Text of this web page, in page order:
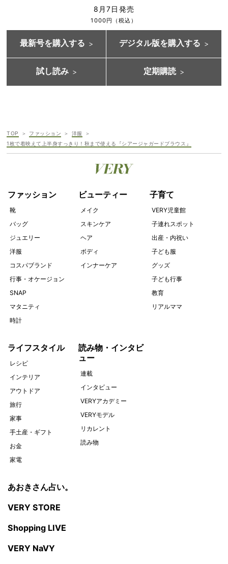
8月7日発売
1000円（税込）
最新号を購入する デジタル版を購入する
試し読み 定期購読
TOP ファッション
洋服
1枚で着映えて上半身すっきり！秋まで使える『シアージャガードブラウス』
ファッション
靴
バッグ
ジュエリー
洋服
コスパブランド
行事・オケージョン
SNAP
マタニティ
時計
ビューティー
メイク
スキンケア
ヘア
ボディ
インナーケア
子育て
VERY児童館
子連れスポット
出産・内祝い
子ども服
グッズ
子ども行事
教育
リアルママ
ライフスタイル
レシピ
インテリア
アウトドア
旅行
家事
手土産・ギフト
お金
家電
読み物・インタビ
ュー
連載
インタビュー
VERYアカデミー
VERYモデル
リカレント
読み物
あおきさん占い。
VERY STORE
Shopping LIVE
VERY NaVY